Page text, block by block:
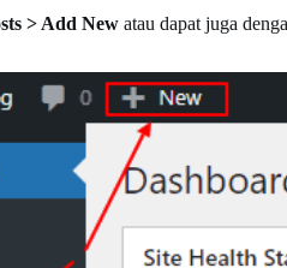
> Add New atau dapat juga